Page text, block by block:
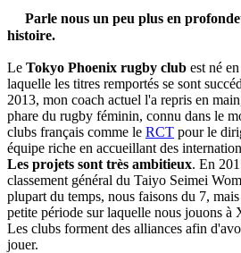
Parle nous un peu plus en
histoire.
Le Tokyo Phoenix rugby club est né
laquelle les titres remportés se sont
2013, mon coach actuel l'a repris en
phare du rugby féminin, connu dans le
clubs français comme le RCT pour le
équipe riche en accueillant des
Les projets sont très ambitieux. En
classement général du Taiyo Seimei
plupart du temps, nous faisons du 7,
petite période sur laquelle nous jouons à
Les clubs forment des alliances afin
jouer.